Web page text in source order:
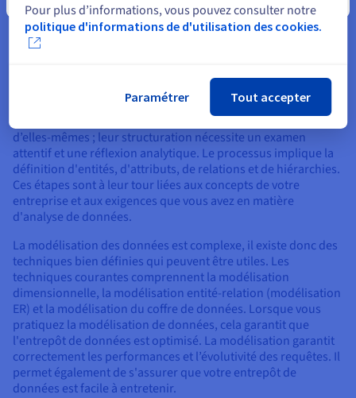
l'épine dorsale de l'entreposage de données structurées ; ces
processus sont liés (même si ETL et ELT sont des alternatives
l'une à l'autre.
Commençons par la modélisation des données. La
modélisation de vos données fournit le modèle de la façon
dont les données seront structurées et organisées au sein de
l'entrepôt de données. Les données ne se structurent pas
d’elles-mêmes ; leur structuration nécessite un examen
attentif et une réflexion analytique. Le processus implique la
définition d'entités, d'attributs, de relations et de hiérarchies.
Ces étapes sont à leur tour liées aux concepts de votre
entreprise et aux exigences que vous avez en matière
d'analyse de données.
La modélisation des données est complexe, il existe donc des
techniques bien définies qui peuvent être utiles. Les
techniques courantes comprennent la modélisation
dimensionnelle, la modélisation entité-relation (modélisation
ER) et la modélisation du coffre de données. Lorsque vous
pratiquez la modélisation de données, cela garantit que
l'entrepôt de données est optimisé. La modélisation garantit
correctement les performances et l’évolutivité des requêtes. Il
permet également de s'assurer que votre entrepôt de
données est facile à entretenir.
Pour plus d’informations, vous pouvez consulter notre
politique d'informations de d'utilisation des cookies.
Paramétrer Tout accepter